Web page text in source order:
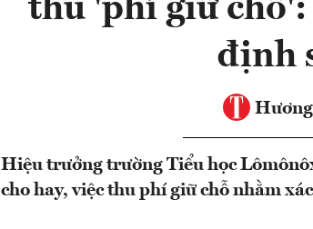
thu 'phí giữ chỗ':
định
Hiệu trưởng trường Tiểu học
cho hay, việc thu phí giữ chỗ nhằm